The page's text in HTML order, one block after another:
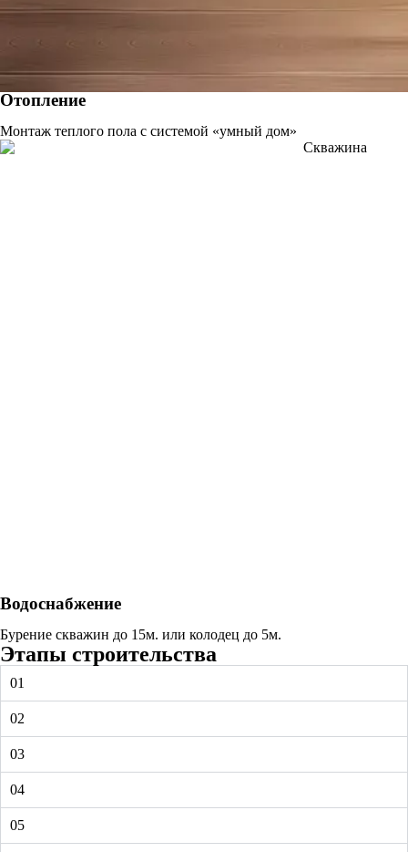
Отопление
Монтаж теплого пола с системой «умный дом»
Водоснабжение
Бурение скважин до 15м. или колодец до 5м.
Этапы строительства
01
02
03
04
05